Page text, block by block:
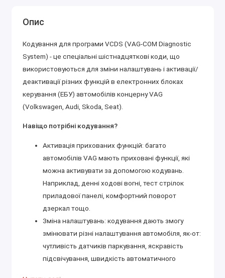
Опис
Кодування для програми VCDS (VAG-COM Diagnostic
System) - це спеціальні шістнадцяткові коди, що
використовуються для зміни налаштувань і активації/
деактивації різних функцій в електронних блоках
керування (ЕБУ) автомобілів концерну VAG
(Volkswagen, Audi, Skoda, Seat).
Навіщо потрібні кодування?
Активація прихованих функцій: багато
автомобілів VAG мають приховані функції, які
можна активувати за допомогою кодувань.
Наприклад, денні ходові вогні, тест стрілок
приладової панелі, комфортний поворот
дзеркал тощо.
Зміна налаштувань: кодування дають змогу
змінювати різні налаштування автомобіля, як-от:
чутливість датчиків паркування, яскравість
підсвічування, швидкість автоматичного